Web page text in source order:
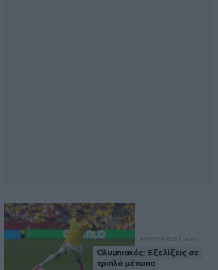
ΑΘΛΗΤΙΚΑ55 λ. πριν
Ολυμπιακός: Εξελίξεις σε
τριπλό μέτωπο